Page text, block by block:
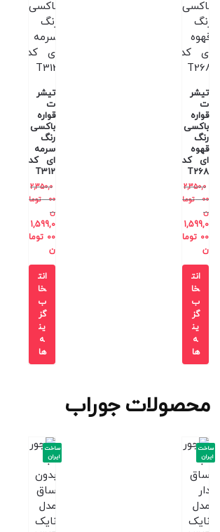
تیشر
ت
قواره
باکسی
رنگ
قهوه
ای کد
T268
2,350,0
00
توما
ن
1,599,0
00 توما
ن
انت
خا
ب
گز
ین
ه
ها
تیشر
ت
قواره
باکسی
رنگ
سرمه
ای کد
T312
2,350,0
00
توما
ن
1,599,0
00 توما
ن
انت
خا
ب
گز
ین
ه
ها
محصولات جوراب
ساخت
ایران
ساخت
ایران